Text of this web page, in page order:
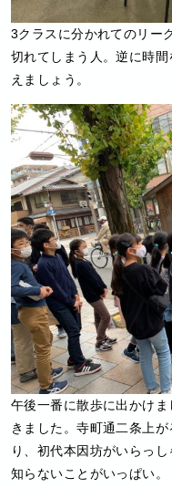
3クラスに分かれてのリー
切れてしまう人。逆に時
えましょう。
午後一番に散歩に出かけ
きました。寺町通二条上
り、初代本因坊がいらっ
知らないことがいっぱい